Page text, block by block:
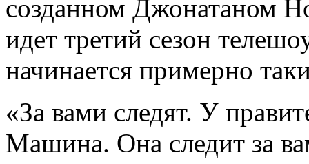
созданном Джонатаном
идет третий сезон
начинается примерно
«За вами следят. У
Машина. Она следит за